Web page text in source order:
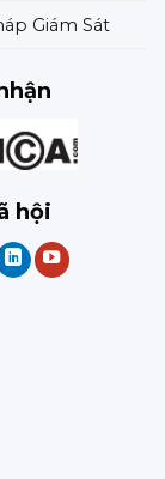
Giám Sát
hội